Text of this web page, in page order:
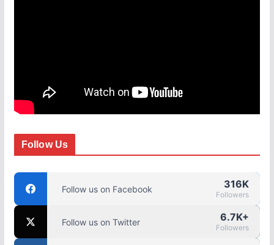
Follow Us
Follow us on Facebook 316K
Followers
Follow us on Twitter 6.7K+
Followers